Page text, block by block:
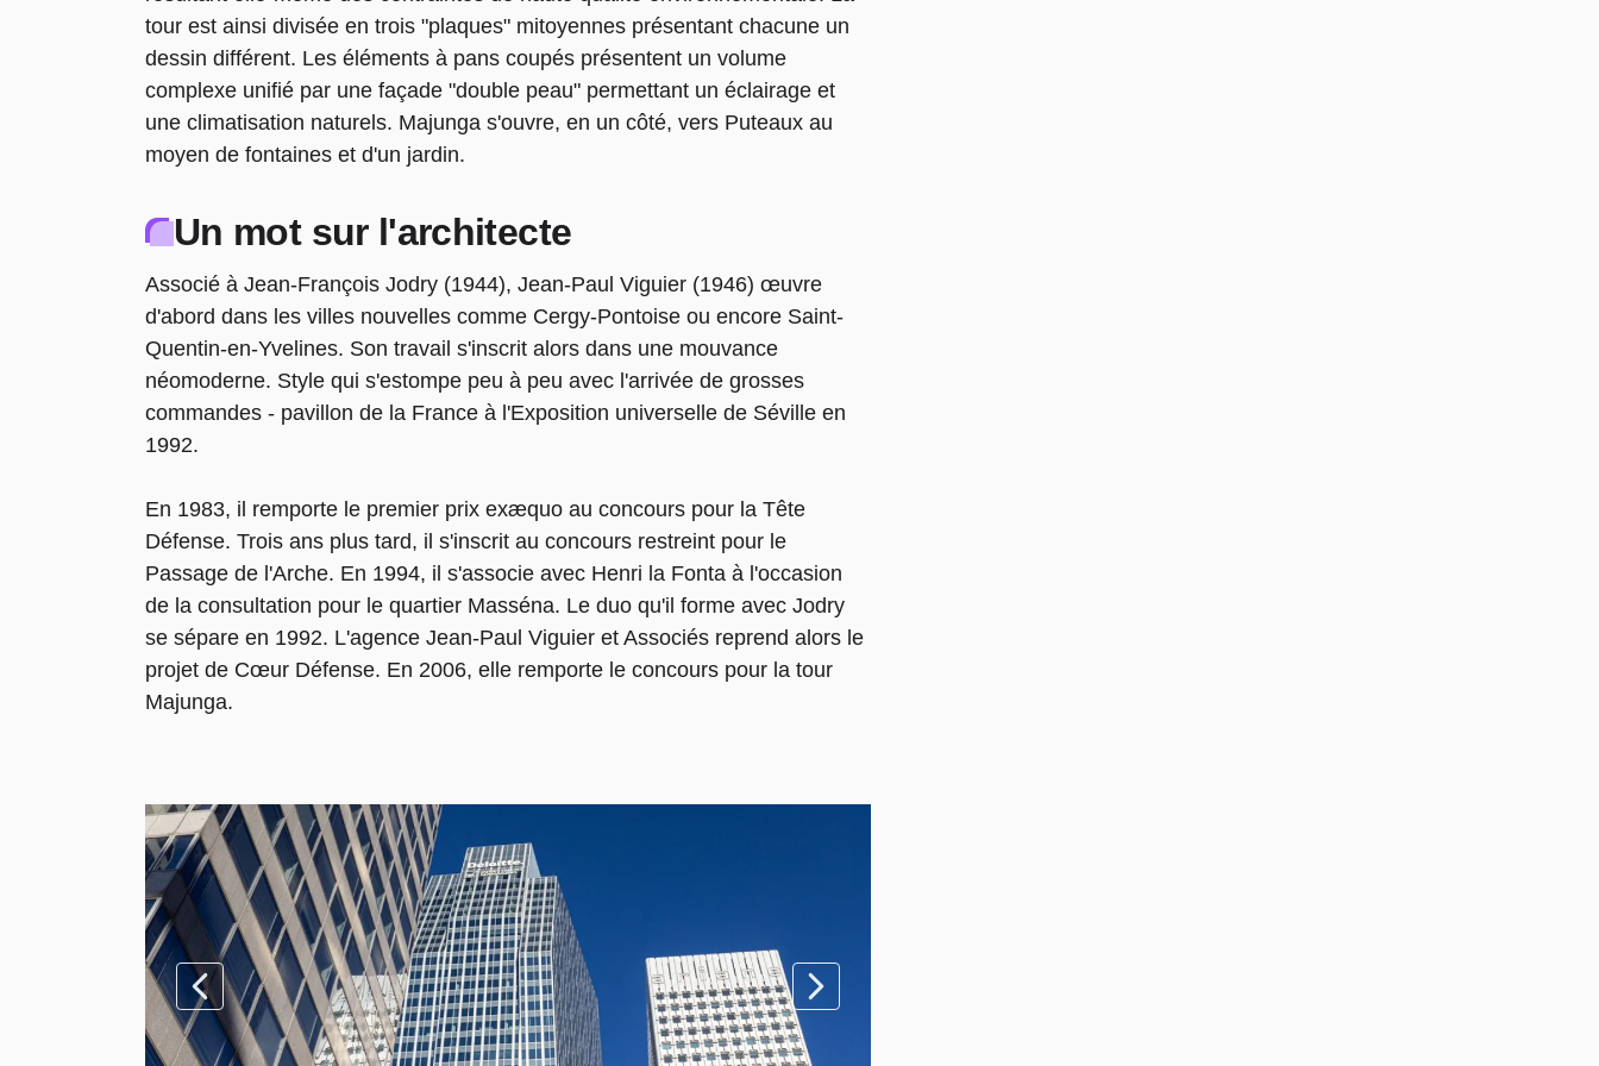
tour est ainsi divisée en trois "plaques" mitoyennes présentant chacune un
dessin différent. Les éléments à pans coupés présentent un volume
complexe unifié par une façade "double peau" permettant un éclairage et
une climatisation naturels. Majunga s'ouvre, en un côté, vers Puteaux au
moyen de fontaines et d'un jardin.
Un mot sur l'architecte
Associé à Jean-François Jodry (1944), Jean-Paul Viguier (1946) œuvre
d'abord dans les villes nouvelles comme Cergy-Pontoise ou encore Saint-
Quentin-en-Yvelines. Son travail s'inscrit alors dans une mouvance
néomoderne. Style qui s'estompe peu à peu avec l'arrivée de grosses
commandes - pavillon de la France à l'Exposition universelle de Séville en
1992.
En 1983, il remporte le premier prix exæquo au concours pour la Tête
Défense. Trois ans plus tard, il s'inscrit au concours restreint pour le
Passage de l'Arche. En 1994, il s'associe avec Henri la Fonta à l'occasion
de la consultation pour le quartier Masséna. Le duo qu'il forme avec Jodry
se sépare en 1992. L'agence Jean-Paul Viguier et Associés reprend alors le
projet de Cœur Défense. En 2006, elle remporte le concours pour la tour
Majunga.